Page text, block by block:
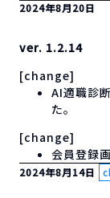
2024年8月20日
ver. 1.2.14
[change]
AI適職診
た。
[change]
会員登録
2024年8月14日